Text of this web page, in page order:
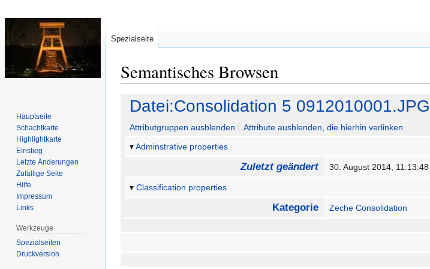
Semantisches Browsen
Zur
Navigation
springen
Zur
Suche
springen
Datei:Consolidation 5 0912010001.JPG
Attributgruppen ausblenden
Attribute ausblenden, die hierhin verlinken
Adminstrative properties
Zuletzt geändert 30. August 2014, 11:13:48
Classification properties
Kategorie Zeche Consolidation
Spezialseite
Hauptseite
Schachtkarte
Highlightkarte
Einstieg
Letzte Änderungen
Zufällige Seite
Hilfe
Impressum
Links
Werkzeuge
Spezialseiten
Druckversion